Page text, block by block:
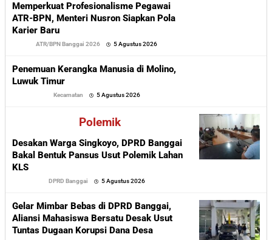
Memperkuat Profesionalisme Pegawai
ATR-BPN, Menteri Nusron Siapkan Pola
Karier Baru
ATR/BPN Banggai 2026 5 Agustus 2026
Penemuan Kerangka Manusia di Molino,
Luwuk Timur
Kecamatan 5 Agustus 2026
Polemik
Desakan Warga Singkoyo, DPRD Banggai
Bakal Bentuk Pansus Usut Polemik Lahan
KLS
DPRD Banggai 5 Agustus 2026
Gelar Mimbar Bebas di DPRD Banggai,
Aliansi Mahasiswa Bersatu Desak Usut
Tuntas Dugaan Korupsi Dana Desa